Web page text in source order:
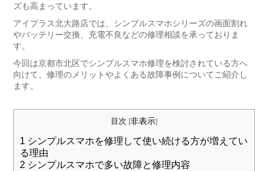
ズも高まっています。
アイプラス北大路店では、シンプルスマホシリーズの画面割れ
やバッテリー交換、充電不良などの修理相談を承っておりま
す。
今回は京都市北区でシンプルスマホ修理を検討されている方へ
向けて、修理のメリットやよくある故障事例についてご紹介し
ます。
目次 [非表示]
1 シンプルスマホを修理して使い続ける方が増えてい
る理由
2 シンプルスマホで多い故障と修理内容